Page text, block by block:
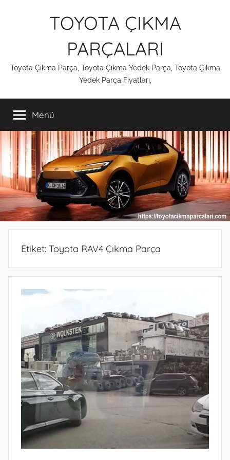
TOYOTA ÇIKMA
PARÇALARI
Toyota Çıkma Parça, Toyota Çıkma Yedek Parça, Toyota Çıkma
Yedek Parça Fiyatları,
Menü
Etiket: Toyota RAV4 Çıkma Parça